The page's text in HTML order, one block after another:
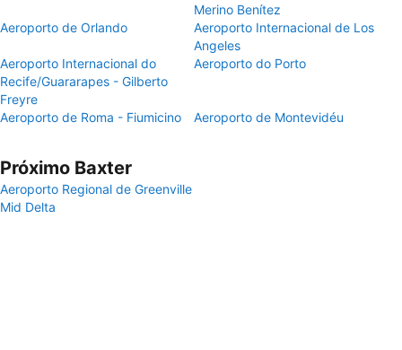
Merino Benítez
Aeroporto de Orlando
Aeroporto Internacional de Los
Angeles
Aeroporto Internacional do
Recife/Guararapes - Gilberto
Freyre
Aeroporto do Porto
Aeroporto de Roma - Fiumicino Aeroporto de Montevidéu
Próximo Baxter
Aeroporto Regional de Greenville
Mid Delta